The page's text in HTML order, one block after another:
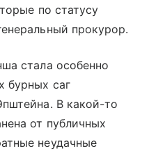
по статусу
прокурор.
стала особенно
бурных саг
В какой-то
от публичных
неудачные